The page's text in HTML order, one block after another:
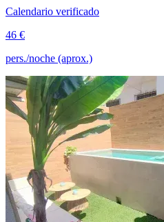
Calendario verificado
46 €
pers./noche (aprox.)